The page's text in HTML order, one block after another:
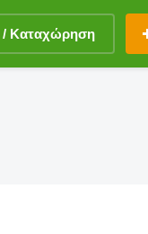
/ Καταχώρηση